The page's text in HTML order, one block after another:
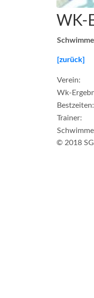
WK-
[zurück]
Verein:
Wk-
Bestzeiten:
Trainer:
© 2018 SG